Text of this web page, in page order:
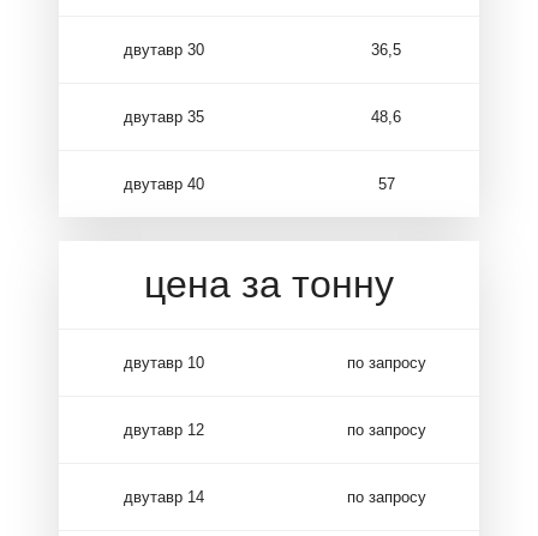
двутавр 30 36,5
двутавр 35 48,6
двутавр 40 57
цена за тонну
двутавр 10 по запросу
двутавр 12 по запросу
двутавр 14 по запросу